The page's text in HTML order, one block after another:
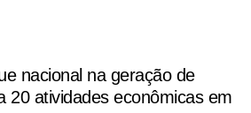
nacional na geração de
20 atividades econômicas em